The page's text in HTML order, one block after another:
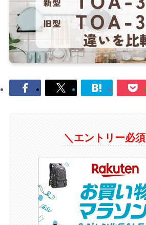
＼エントリー必